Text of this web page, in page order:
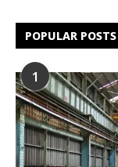
POPULAR POSTS
1